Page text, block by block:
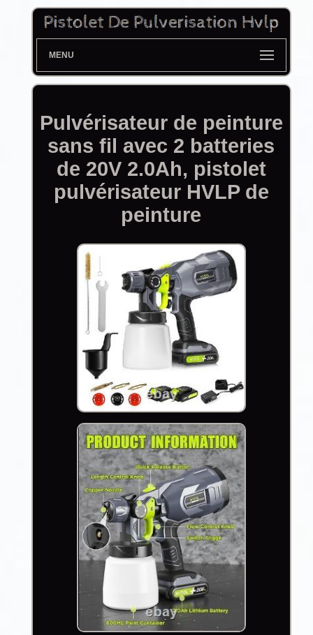
MENU
Pulvérisateur de peinture
sans fil avec 2 batteries
de 20V 2.0Ah, pistolet
pulvérisateur HVLP de
peinture